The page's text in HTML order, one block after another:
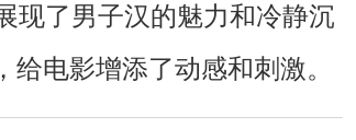
现了男子汉的魅力和冷静沉
电影增添了动感和刺激。